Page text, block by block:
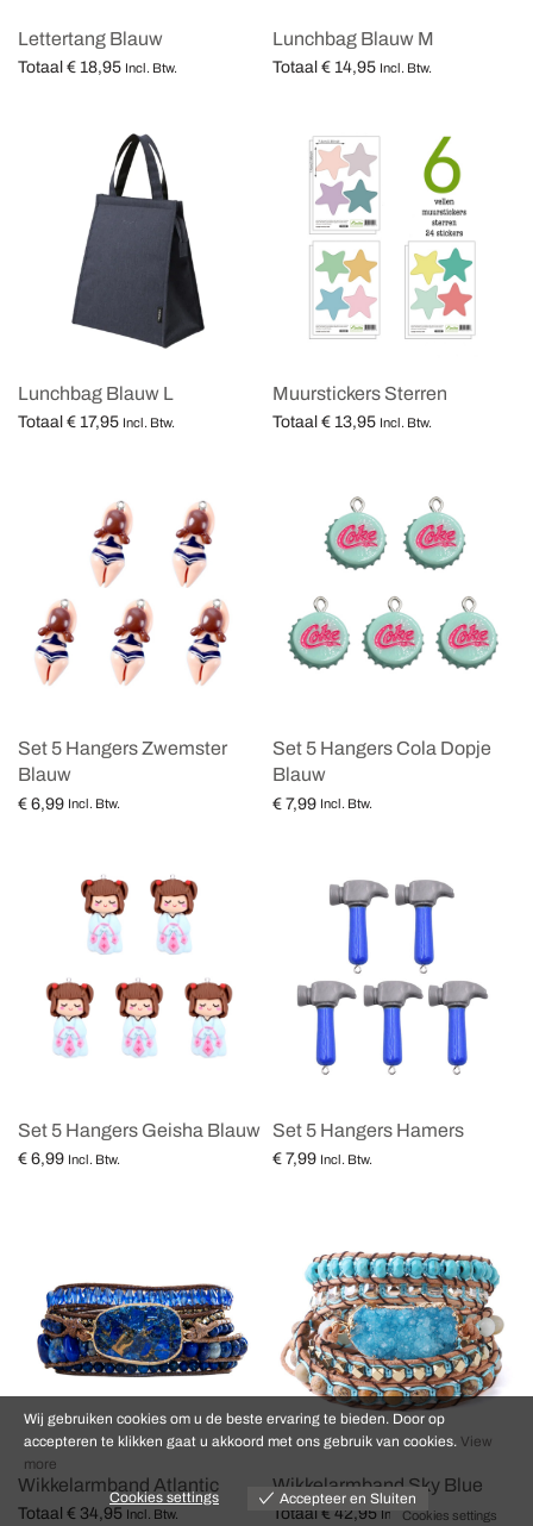
Lettertang Blauw
Totaal € 18,95 Incl. Btw.
Lunchbag Blauw M
Totaal € 14,95 Incl. Btw.
Lunchbag Blauw L
Totaal € 17,95 Incl. Btw.
Muurstickers Sterren
Totaal € 13,95 Incl. Btw.
Set 5 Hangers Zwemster
Blauw
€ 6,99 Incl. Btw.
Set 5 Hangers Cola Dopje
Blauw
€ 7,99 Incl. Btw.
Set 5 Hangers Geisha Blauw
€ 6,99 Incl. Btw.
Set 5 Hangers Hamers
€ 7,99 Incl. Btw.
Wikkelarmband Atlantic
Totaal € 34,95 Incl. Btw.
Wikkelarmband Sky Blue
Totaal € 42,95 Incl. Btw.
Wij gebruiken cookies om u de beste ervaring te bieden. Door op
accepteren te klikken gaat u akkoord met ons gebruik van cookies. View
more
Cookies settings
Accepteer en Sluiten
Cookies settings